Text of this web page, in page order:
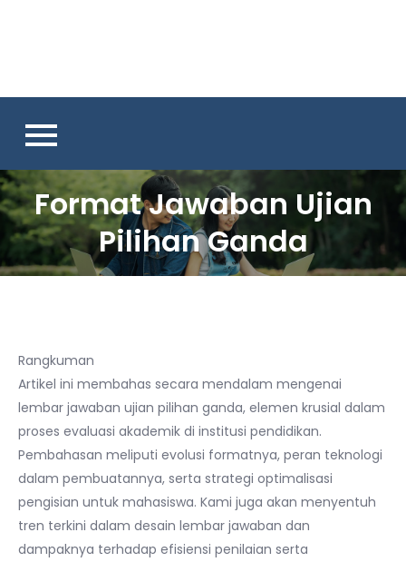
Format Jawaban Ujian
Pilihan Ganda
Rangkuman
Artikel ini membahas secara mendalam mengenai
lembar jawaban ujian pilihan ganda, elemen krusial dalam
proses evaluasi akademik di institusi pendidikan.
Pembahasan meliputi evolusi formatnya, peran teknologi
dalam pembuatannya, serta strategi optimalisasi
pengisian untuk mahasiswa. Kami juga akan menyentuh
tren terkini dalam desain lembar jawaban dan
dampaknya terhadap efisiensi penilaian serta